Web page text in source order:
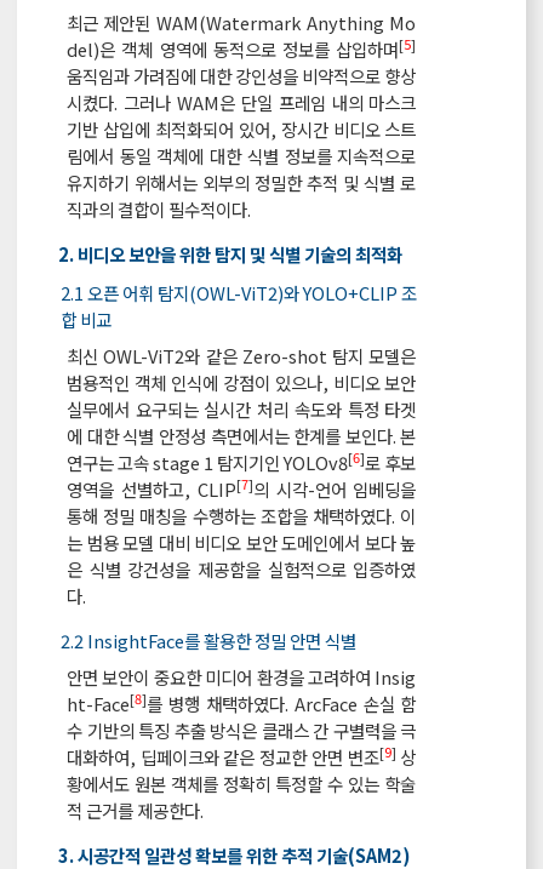
최근 제안된 WAM(Watermark Anything Mo
del)은 객체 영역에 동적으로 정보를 삽입하며[5]
움직임과 가려짐에 대한 강인성을 비약적으로 향상
시켰다. 그러나 WAM은 단일 프레임 내의 마스크
기반 삽입에 최적화되어 있어, 장시간 비디오 스트
림에서 동일 객체에 대한 식별 정보를 지속적으로
유지하기 위해서는 외부의 정밀한 추적 및 식별 로
직과의 결합이 필수적이다.
2. 비디오 보안을 위한 탐지 및 식별 기술의 최적화
2.1 오픈 어휘 탐지(OWL-ViT2)와 YOLO+CLIP 조
합 비교
최신 OWL-ViT2와 같은 Zero-shot 탐지 모델은
범용적인 객체 인식에 강점이 있으나, 비디오 보안
실무에서 요구되는 실시간 처리 속도와 특정 타겟
에 대한 식별 안정성 측면에서는 한계를 보인다. 본
연구는 고속 stage 1 탐지기인 YOLOv8[6]로 후보
영역을 선별하고, CLIP[7]의 시각-언어 임베딩을
통해 정밀 매칭을 수행하는 조합을 채택하였다. 이
는 범용 모델 대비 비디오 보안 도메인에서 보다 높
은 식별 강건성을 제공함을 실험적으로 입증하였
다.
2.2 InsightFace를 활용한 정밀 안면 식별
안면 보안이 중요한 미디어 환경을 고려하여 Insig
ht-Face[8]를 병행 채택하였다. ArcFace 손실 함
수 기반의 특징 추출 방식은 클래스 간 구별력을 극
대화하여, 딥페이크와 같은 정교한 안면 변조[9] 상
황에서도 원본 객체를 정확히 특정할 수 있는 학술
적 근거를 제공한다.
3. 시공간적 일관성 확보를 위한 추적 기술(SAM2)